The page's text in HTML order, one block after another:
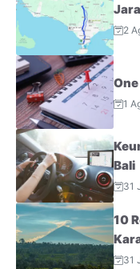
2
1
Bali
31
10
31